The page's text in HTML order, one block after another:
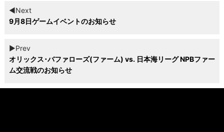
◀︎Next
9月8日ゲームイベントのお知らせ
▶︎Prev
オリックス･バファローズ(ファーム) vs. 日本海リーグ NPBファー
ム交流戦のお知らせ